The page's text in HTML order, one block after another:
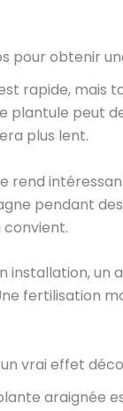
pour obtenir
rapide, mais
plantule peut
plus lent.
rend
pendant
convient.
installation, un
fertilisation
vrai effet déco
araignée